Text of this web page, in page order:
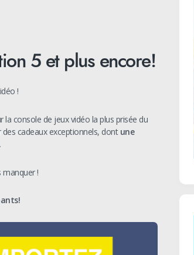
5 et plus encore!
!
console de jeux vidéo la plus prisée du
cadeaux exceptionnels, dont une
manquer !